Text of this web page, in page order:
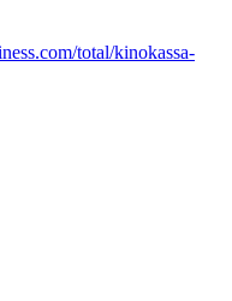
total/kinokassa-